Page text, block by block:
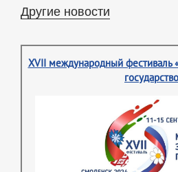
Другие новости
XVII международный фестиваль